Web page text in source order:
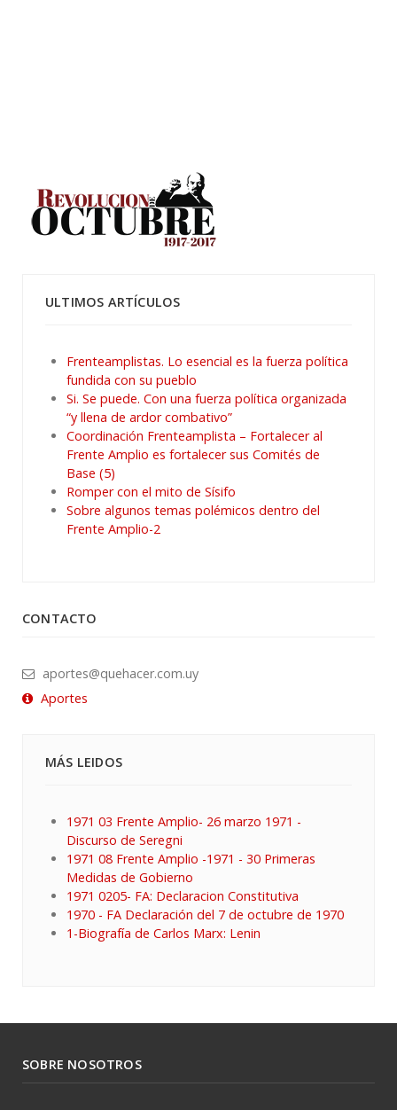
ULTIMOS ARTÍCULOS
Frenteamplistas. Lo esencial es la fuerza política
fundida con su pueblo
Si. Se puede. Con una fuerza política organizada
“y llena de ardor combativo”
Coordinación Frenteamplista – Fortalecer al
Frente Amplio es fortalecer sus Comités de
Base (5)
Romper con el mito de Sísifo
Sobre algunos temas polémicos dentro del
Frente Amplio-2
CONTACTO
aportes@quehacer.com.uy
Aportes
MÁS LEIDOS
1971 03 Frente Amplio- 26 marzo 1971 -
Discurso de Seregni
1971 08 Frente Amplio -1971 - 30 Primeras
Medidas de Gobierno
1971 0205- FA: Declaracion Constitutiva
1970 - FA Declaración del 7 de octubre de 1970
1-Biografía de Carlos Marx: Lenin
SOBRE NOSOTROS